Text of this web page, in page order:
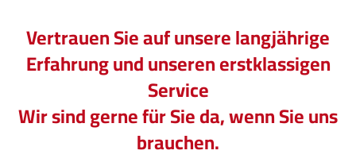
Vertrauen Sie auf unsere langjährige
Erfahrung und unseren erstklassigen
Service
Wir sind gerne für Sie da, wenn Sie uns
brauchen.